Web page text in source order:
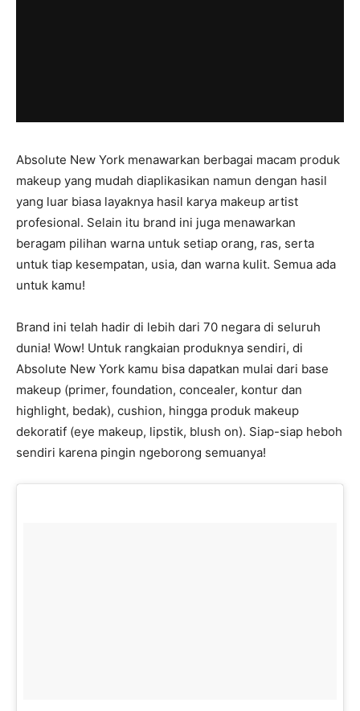
Absolute New York menawarkan berbagai macam produk
makeup yang mudah diaplikasikan namun dengan hasil
yang luar biasa layaknya hasil karya makeup artist
profesional. Selain itu brand ini juga menawarkan
beragam pilihan warna untuk setiap orang, ras, serta
untuk tiap kesempatan, usia, dan warna kulit. Semua ada
untuk kamu!
Brand ini telah hadir di lebih dari 70 negara di seluruh
dunia! Wow! Untuk rangkaian produknya sendiri, di
Absolute New York kamu bisa dapatkan mulai dari base
makeup (primer, foundation, concealer, kontur dan
highlight, bedak), cushion, hingga produk makeup
dekoratif (eye makeup, lipstik, blush on). Siap-siap heboh
sendiri karena pingin ngeborong semuanya!